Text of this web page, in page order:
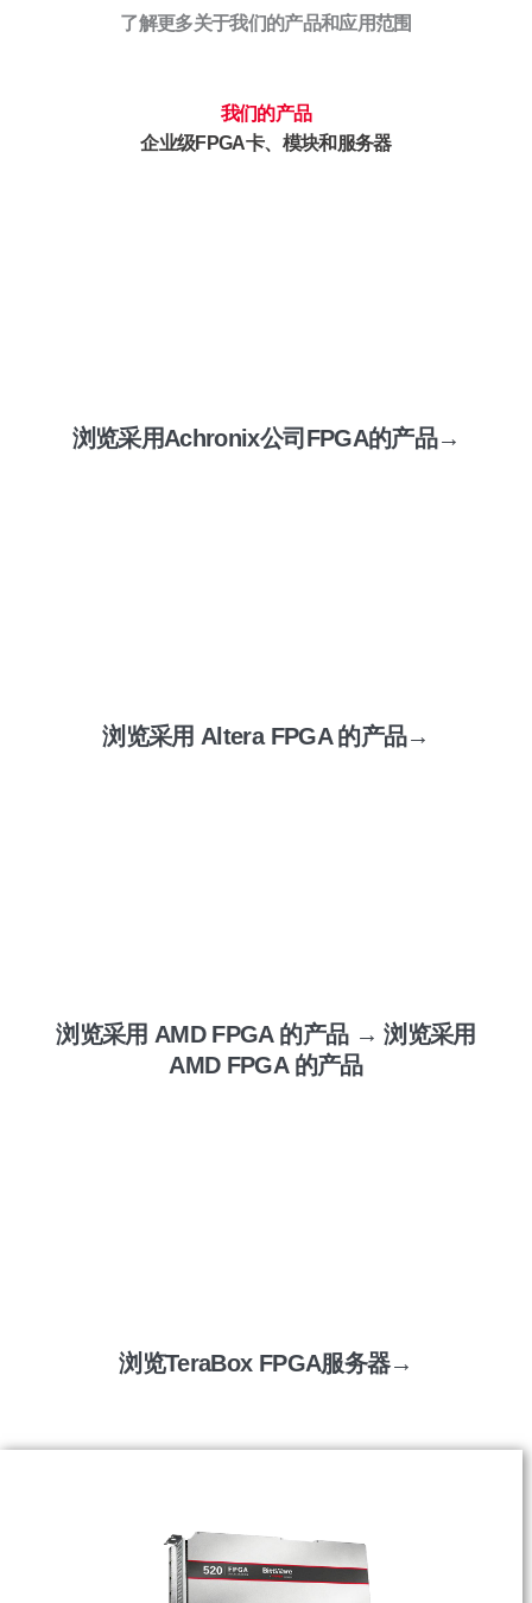
了解更多关于我们的产品和应用范围
我们的产品
企业级FPGA卡、模块和服务器
浏览采用Achronix公司FPGA的产品→
浏览采用 Altera FPGA 的产品→
浏览采用 AMD FPGA 的产品 → 浏览采用
AMD FPGA 的产品
浏览TeraBox FPGA服务器→